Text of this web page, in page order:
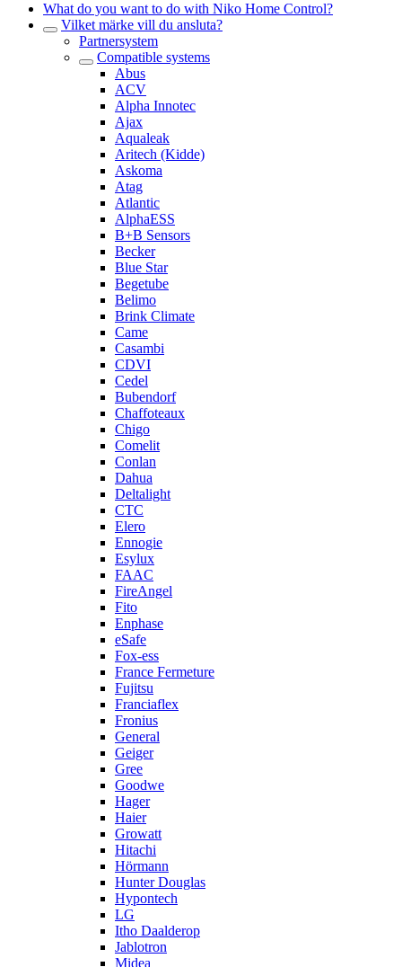
What do you want to do with Niko Home Control?
Vilket märke vill du ansluta?
Partnersystem
Compatible systems
Abus
ACV
Alpha Innotec
Ajax
Aqualeak
Aritech (Kidde)
Askoma
Atag
Atlantic
AlphaESS
B+B Sensors
Becker
Blue Star
Begetube
Belimo
Brink Climate
Came
Casambi
CDVI
Cedel
Bubendorf
Chaffoteaux
Chigo
Comelit
Conlan
Dahua
Deltalight
CTC
Elero
Ennogie
Esylux
FAAC
FireAngel
Fito
Enphase
eSafe
Fox-ess
France Fermeture
Fujitsu
Franciaflex
Fronius
General
Geiger
Gree
Goodwe
Hager
Haier
Growatt
Hitachi
Hörmann
Hunter Douglas
Hypontech
LG
Itho Daalderop
Jablotron
Midea